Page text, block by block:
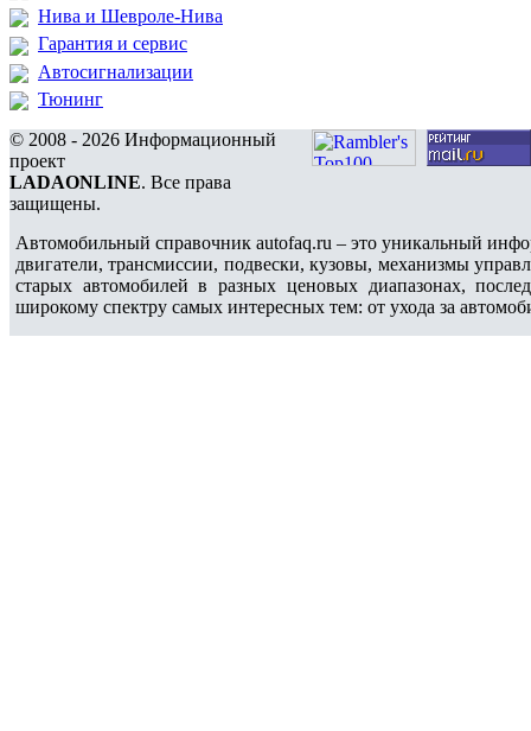
Нива и Шевроле-Нива
Гарантия и сервис
Автосигнализации
Тюнинг
© 2008 - 2026 Информационный
проект
LADAONLINE. Все права
защищены.
Автомобильный справочник autofaq.ru – это уникальный
двигатели, трансмиссии, подвески, кузовы, механизмы
старых автомобилей в разных ценовых диапазонах,
широкому спектру самых интересных тем: от ухода за